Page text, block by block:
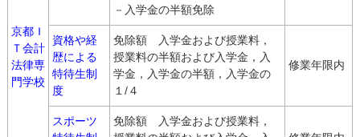
京都Ｉ
Ｔ会計
法律専
門学校
－入学金の半額免除
資格や経
歴による
特待生制
度
免除額 入学金および授業料，
授業料の半額および入学金，入
学金，入学金の半額，入学金の
１/４
修業年限内
スポーツ
免除額 入学金および授業料，